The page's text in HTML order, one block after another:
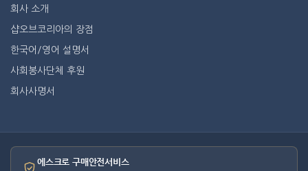
회사 소개
샵오브코리아의 장점
한국어/영어 설명서
사회봉사단체 후원
회사사명서
에스크로 구매안전서비스